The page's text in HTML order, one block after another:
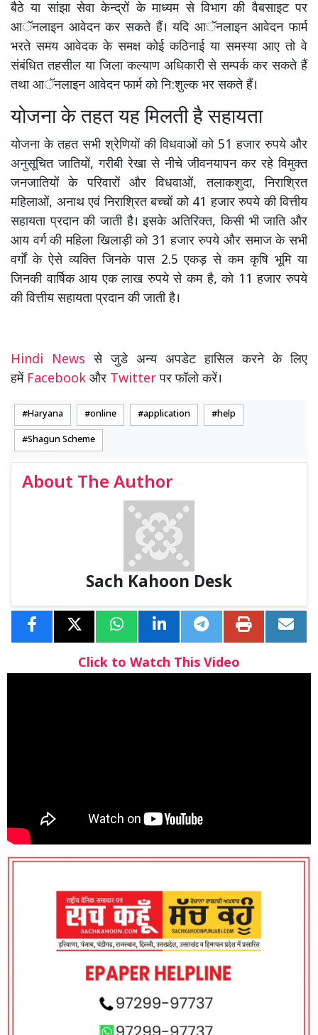
बैठे या सांझा सेवा केन्द्रों के माध्यम से विभाग की वैबसाइट पर
आॅनलाइन आवेदन कर सकते हैं। यदि आॅनलाइन आवेदन फार्म
भरते समय आवेदक के समक्ष कोई कठिनाई या समस्या आए तो वे
संबंधित तहसील या जिला कल्याण अधिकारी से सम्पर्क कर सकते हैं
तथा आॅनलाइन आवेदन फार्म को नि:शुल्क भर सकते हैं।
योजना के तहत यह मिलती है सहायता
योजना के तहत सभी श्रेणियों की विधवाओं को 51 हजार रुपये और
अनुसूचित जातियों, गरीबी रेखा से नीचे जीवनयापन कर रहे विमुक्त
जनजातियों के परिवारों और विधवाओं, तलाकशुदा, निराश्रित
महिलाओं, अनाथ एवं निराश्रित बच्चों को 41 हजार रुपये की वित्तीय
सहायता प्रदान की जाती है। इसके अतिरिक्त, किसी भी जाति और
आय वर्ग की महिला खिलाड़ी को 31 हजार रुपये और समाज के सभी
वर्गों के ऐसे व्यक्ति जिनके पास 2.5 एकड़ से कम कृषि भूमि या
जिनकी वार्षिक आय एक लाख रुपये से कम है, को 11 हजार रुपये
की वित्तीय सहायता प्रदान की जाती है।
Hindi Newsसे जुडे अन्य अपडेट हासिल करने के लिए
हमें Facebook और Twitterपर फॉलो करें।
Haryana online application help
Shagun Scheme
About The Author
Sach Kahoon Desk
Click to Watch This Video